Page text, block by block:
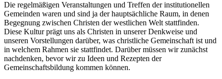
Die regelmäßigen Veranstaltungen und Treffen der institutionellen
Gemeinden waren und sind ja der hauptsächliche Raum, in denen
Begegnung zwischen Christen der westlichen Welt stattfinden.
Diese Kultur prägt uns als Christen in unserer Denkweise und
unseren Vorstellungen darüber, was christliche Gemeinschaft ist und
in welchem Rahmen sie stattfindet. Darüber müssen wir zunächst
nachdenken, bevor wir zu Ideen und Rezepten der
Gemeinschaftsbildung kommen können.